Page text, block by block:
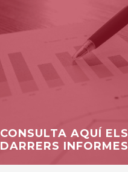
CONSULTA AQUÍ ELS
DARRERS INFORMES